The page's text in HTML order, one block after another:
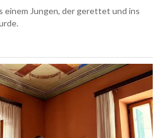
einem Jungen, der gerettet und ins